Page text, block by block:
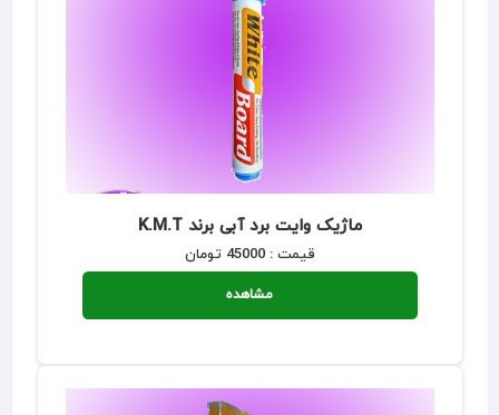
ماژیک وایت برد آبی برند K.M.T
قیمت : 45000 تومان
مشاهده